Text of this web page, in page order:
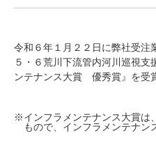
令和６年１月２２日に弊社受
５・６荒川下流管内河川巡視支
ンテナンス大賞 優秀賞』を受
※インフラメンテナンス大賞は
もので、インフラメンテナン